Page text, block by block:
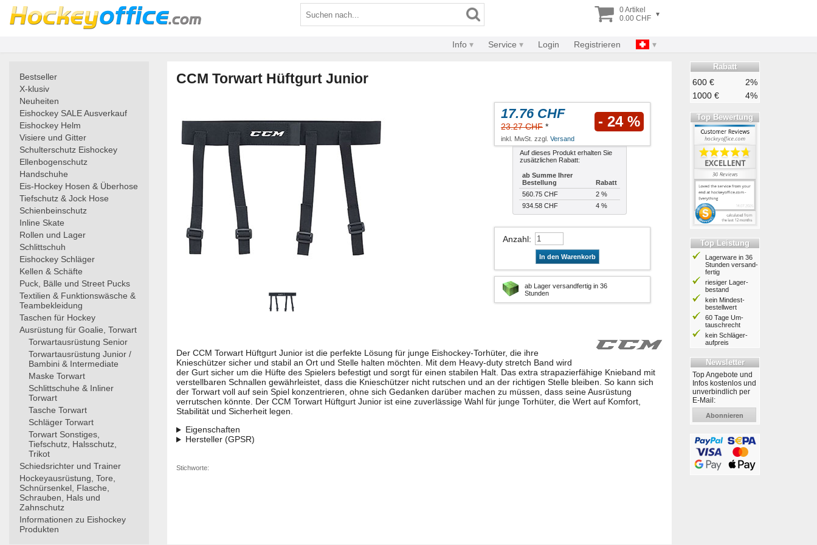
0 Artikel
0.00 CHF ▾
Info Service Login Registrieren
Bestseller
X-klusiv
Neuheiten
Eishockey SALE Ausverkauf
Eishockey Helm
Visiere und Gitter
Schulterschutz Eishockey
Ellenbogenschutz
Handschuhe
Eis-Hockey Hosen & Überhose
Tiefschutz & Jock Hose
Schienbeinschutz
Inline Skate
Rollen und Lager
Schlittschuh
Eishockey Schläger
Kellen & Schäfte
Puck, Bälle und Street Pucks
Textilien & Funktionswäsche &
Teambekleidung
Taschen für Hockey
Ausrüstung für Goalie, Torwart
Torwartausrüstung Senior
Torwartausrüstung Junior /
Bambini & Intermediate
Maske Torwart
Schlittschuhe & Inliner
Torwart
Tasche Torwart
Schläger Torwart
Torwart Sonstiges,
Tiefschutz, Halsschutz,
Trikot
Schiedsrichter und Trainer
Hockeyausrüstung, Tore,
Schnürsenkel, Flasche,
Schrauben, Hals und
Zahnschutz
Informationen zu Eishockey
Produkten
CCM Torwart Hüftgurt Junior
17.76 CHF
23.27 CHF * - 24 %
inkl. MwSt. zzgl. Versand
Auf dieses Produkt erhalten Sie
zusätzlichen Rabatt:
ab Summe Ihrer
Bestellung
Rabatt
560.75 CHF
2 %
934.58 CHF
4 %
Anzahl:
In den Warenkorb
ab Lager versandfertig in 36
Stunden
Der CCM Torwart Hüftgurt Junior ist die perfekte Lösung für junge Eishockey-Torhüter, die ihre
Knieschützer sicher und stabil an Ort und Stelle halten möchten. Mit dem Heavy-duty stretch Band wird
der Gurt sicher um die Hüfte des Spielers befestigt und sorgt für einen stabilen Halt. Das extra strapazierfähige Knieband mit
verstellbaren Schnallen gewährleistet, dass die Knieschützer nicht rutschen und an der richtigen Stelle bleiben. So kann sich
der Torwart voll auf sein Spiel konzentrieren, ohne sich Gedanken darüber machen zu müssen, dass seine Ausrüstung
verrutschen könnte. Der CCM Torwart Hüftgurt Junior ist eine zuverlässige Wahl für junge Torhüter, die Wert auf Komfort,
Stabilität und Sicherheit legen.
Eigenschaften
Hersteller (GPSR)
Stichworte:
Rabatt
600 €
2%
1000 €
4%
Top Bewertung
Top Leistung
Lagerware in 36
Stunden ver­sand­
fertig
riesiger Lager­
bestand
kein Mindest­
bestell­wert
60 Tage Um­
tausch­recht
kein Schläger­
aufpreis
Newsletter
Top Angebote und
Infos kostenlos und
unverbindlich per
E-Mail:
Abonnieren